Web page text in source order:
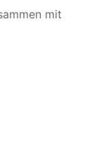
mit